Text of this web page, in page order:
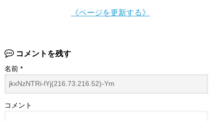
《ページを更新する》
コメントを残す
名前 *
コメント